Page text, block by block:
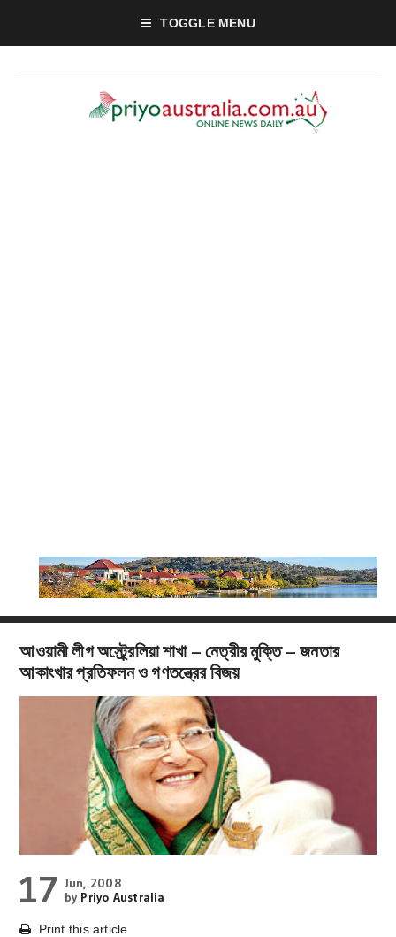
TOGGLE MENU
আওয়ামী লীগ অস্ট্র্রেলিয়া শাখা – নেত্রীর মুক্তি – জনতার
আকাংখার প্রতিফলন ও গণতন্ত্রের বিজয়
17 Jun, 2008
by Priyo Australia
Print this article